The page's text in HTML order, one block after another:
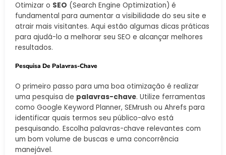
Otimizar o SEO (Search Engine Optimization) é
fundamental para aumentar a visibilidade do seu site e
atrair mais visitantes. Aqui estão algumas dicas práticas
para ajudá-lo a melhorar seu SEO e alcançar melhores
resultados.
Pesquisa De Palavras-Chave
O primeiro passo para uma boa otimização é realizar
uma pesquisa de palavras-chave. Utilize ferramentas
como Google Keyword Planner, SEMrush ou Ahrefs para
identificar quais termos seu público-alvo está
pesquisando. Escolha palavras-chave relevantes com
um bom volume de buscas e uma concorrência
manejável.